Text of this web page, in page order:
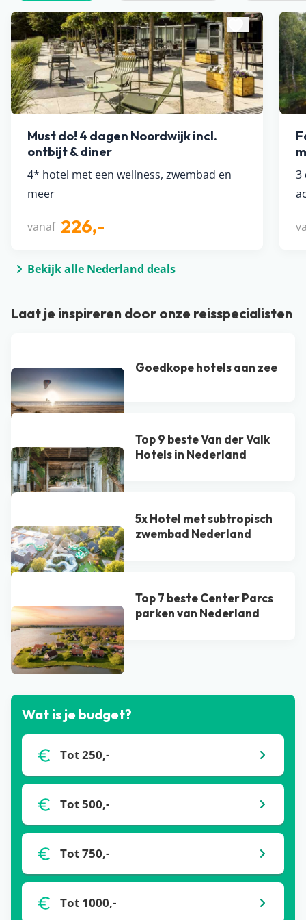
Must do! 4 dagen Noordwijk incl.
ontbijt & diner
4* hotel met een wellness, zwembad en
meer
vanaf 226,-
3
Bekijk alle Nederland deals
Laat je inspireren door onze reisspecialisten
Goedkope hotels aan zee
Top 9 beste Van der Valk
Hotel​s in Nederland
5x Hotel met subtropisch
zwembad Nederland
Top 7 beste Center Parcs
parken van Nederland
Bekijk alle blogs
Wat is je budget?
Tot 250,-
Tot 500,-
Tot 750,-
Tot 1000,-